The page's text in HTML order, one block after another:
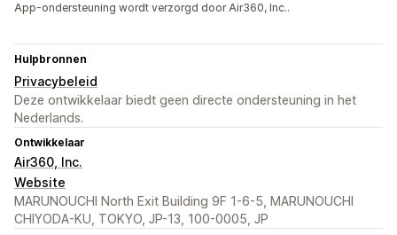
App-ondersteuning wordt verzorgd door Air360, Inc..
Hulpbronnen
Privacybeleid
Deze ontwikkelaar biedt geen directe ondersteuning in het
Nederlands.
Ontwikkelaar
Air360, Inc.
Website
MARUNOUCHI North Exit Building 9F 1-6-5, MARUNOUCHI
CHIYODA-KU, TOKYO, JP-13, 100-0005, JP